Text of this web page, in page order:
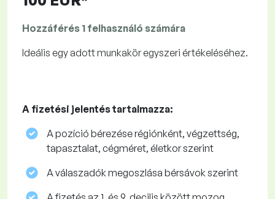
Hozzáférés 1 felhasználó számára
Ideális egy adott munkakör egyszeri értékeléséhez.
A fizetési jelentés tartalmazza:
A pozíció bérezése régiónként, végzettség,
tapasztalat, cégméret, életkor szerint
A válaszadók megoszlása ​​bérsávok szerint